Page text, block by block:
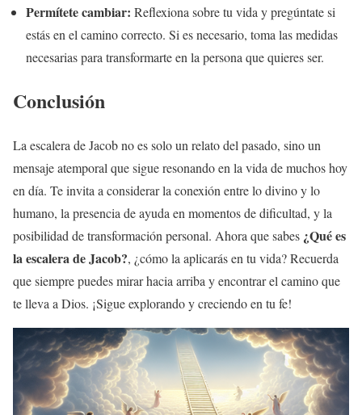
Permítete cambiar: Reflexiona sobre tu vida y pregúntate si
estás en el camino correcto. Si es necesario, toma las medidas
necesarias para transformarte en la persona que quieres ser.
Conclusión
La escalera de Jacob no es solo un relato del pasado, sino un
mensaje atemporal que sigue resonando en la vida de muchos hoy
en día. Te invita a considerar la conexión entre lo divino y lo
humano, la presencia de ayuda en momentos de dificultad, y la
posibilidad de transformación personal. Ahora que sabes ¿Qué es
la escalera de Jacob?, ¿cómo la aplicarás en tu vida? Recuerda
que siempre puedes mirar hacia arriba y encontrar el camino que
te lleva a Dios. ¡Sigue explorando y creciendo en tu fe!